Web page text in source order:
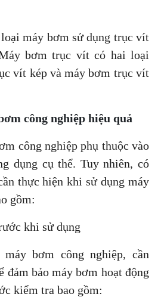
máy bơm sử dụng trục vít
bơm trục vít có hai loại
vít kép và máy bơm trục vít
công nghiệp hiệu quả
công nghiệp phụ thuộc vào
dụng cụ thể. Tuy nhiên, có
thực hiện khi sử dụng máy
gồm:
khi sử dụng
bơm công nghiệp, cần
đảm bảo máy bơm hoạt động
kiểm tra bao gồm: